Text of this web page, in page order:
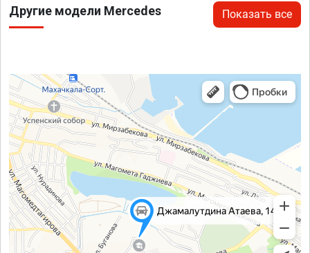
Другие модели Mercedes Показать все